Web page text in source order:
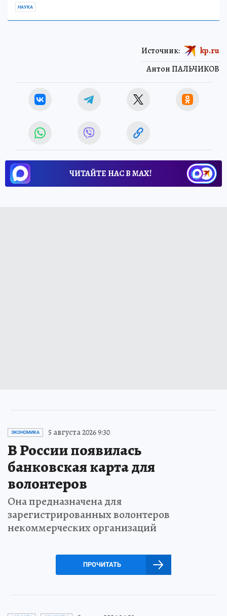
НАУКА
Антон ПАЛЬЧИКОВ
Источник: kp.ru
ЧИТАЙТЕ НАС В МАХ!
ЭКОНОМИКА 5 августа 2026 9:30
В России появилась
банковская карта для
волонтеров
Она предназначена для
зарегистрированных волонтеров
некоммерческих организаций
ПРОЧИТАТЬ